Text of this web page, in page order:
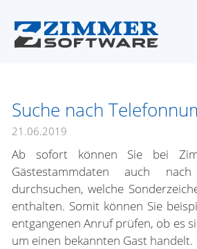
Suche nach
21.06.2019
Ab sofort können Sie bei
Gästestammdaten auch nach
durchsuchen, welche
enthalten. Somit können Sie
entgangenen Anruf prüfen, ob es
um einen bekannten Gast